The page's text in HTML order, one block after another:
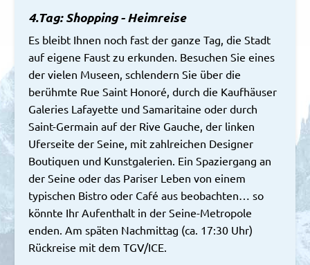
4.Tag: Shopping - Heimreise
Es bleibt Ihnen noch fast der ganze Tag, die Stadt
auf eigene Faust zu erkunden. Besuchen Sie eines
der vielen Museen, schlendern Sie über die
berühmte Rue Saint Honoré, durch die Kaufhäuser
Galeries Lafayette und Samaritaine oder durch
Saint-Germain auf der Rive Gauche, der linken
Uferseite der Seine, mit zahlreichen Designer
Boutiquen und Kunstgalerien. Ein Spaziergang an
der Seine oder das Pariser Leben von einem
typischen Bistro oder Café aus beobachten… so
könnte Ihr Aufenthalt in der Seine-Metropole
enden. Am späten Nachmittag (ca. 17:30 Uhr)
Rückreise mit dem TGV/ICE.